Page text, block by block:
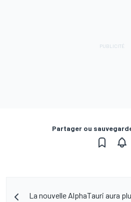
Partager ou
La nouvelle AlphaTauri aura